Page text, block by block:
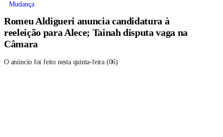
Mudança
Romeu Aldigueri anuncia candidatura à
reeleição para Alece; Tainah disputa vaga na
Câmara
O anúncio foi feito nesta quinta-feira (06)